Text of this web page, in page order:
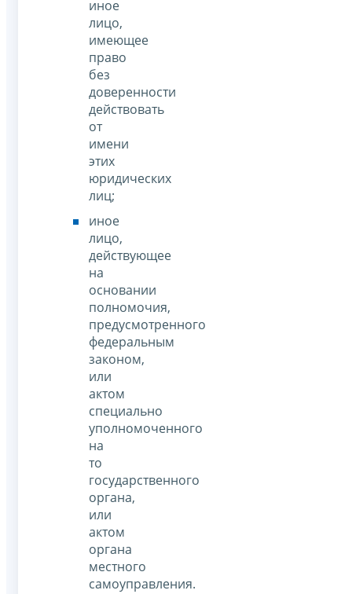
иное
лицо,
имеющее
право
без
доверенности
действовать
от
имени
этих
юридических
лиц;
иное
лицо,
действующее
на
основании
полномочия,
предусмотренного
федеральным
законом,
или
актом
специально
уполномоченного
на
то
государственного
органа,
или
актом
органа
местного
самоуправления.